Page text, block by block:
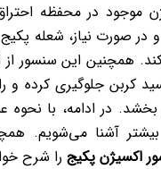
موجود در محفظه
در صورت نیاز، شعله پکیج
همچنین این سنسور از
کربن جلوگیری کرده و
بخشد. در ادامه، با نحوه
آشنا می‌شویم.
اکسیژن پکیج را شرح